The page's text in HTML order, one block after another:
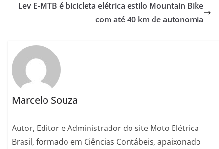
Lev E-MTB é bicicleta elétrica estilo Mountain Bike
com até 40 km de autonomia
Marcelo Souza
Autor, Editor e Administrador do site Moto Elétrica
Brasil, formado em Ciências Contábeis, apaixonado